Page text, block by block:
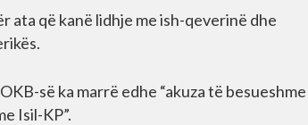
ata që kanë lidhje me ish-qeverinë dhe
së ka marrë edhe “akuza të besueshme
Isil-KP”.